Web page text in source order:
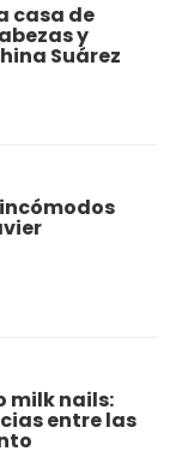
casa de
y
Suárez
milk nails:
entre las